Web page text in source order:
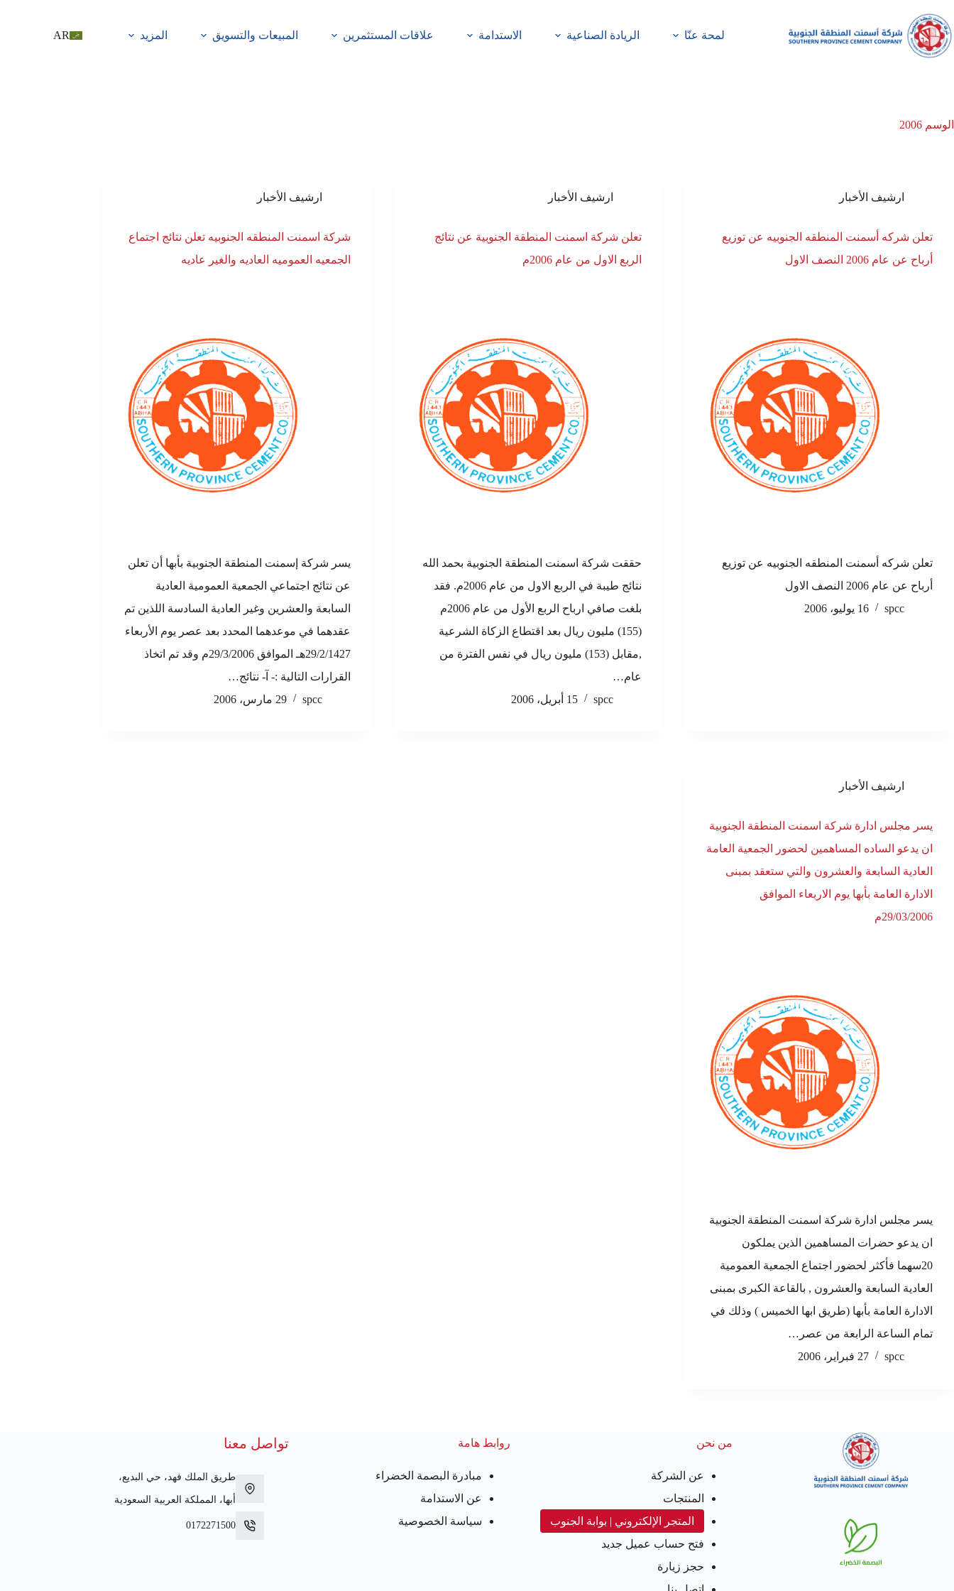
لمحة عنّا الريادة الصناعية الاستدامة علاقات المستثمرين المبيعات والتسويق المزيد AR
الوسم
ارشيف الأخبار
تعلن شركه أسمنت المنطقه الجنوبيه عن توزيع
أرباح عن عام 2006 النصف الاول
تعلن شركه أسمنت المنطقه الجنوبيه عن توزيع
أرباح عن عام 2006 النصف الاول
spcc
16 يوليو، 2006
ارشيف الأخبار
تعلن شركة اسمنت المنطقة الجنوبية عن نتائج
الربع الاول من عام 2006م
حققت شركة اسمنت المنطقة الجنوبية بحمد الله
نتائج طيبة في الربع الاول من عام 2006م. فقد
بلغت صافي ارباح الربع الأول من عام 2006م
(155) مليون ريال بعد اقتطاع الزكاة الشرعية
,مقابل (153) مليون ريال في نفس الفترة من
عام…
spcc
15 أبريل، 2006
ارشيف الأخبار
شركة اسمنت المنطقه الجنوبيه تعلن نتائج اجتماع
الجمعيه العموميه العاديه والغير عاديه
يسر شركة إسمنت المنطقة الجنوبية بأبها أن تعلن
عن نتائج اجتماعي الجمعية العمومية العادية
السابعة والعشرين وغير العادية السادسة اللذين تم
عقدهما في موعدهما المحدد بعد عصر يوم الأربعاء
29/2/1427هـ الموافق 29/3/2006م وقد تم اتخاذ
القرارات التالية :- آ- نتائج…
spcc
29 مارس، 2006
ارشيف الأخبار
يسر مجلس ادارة شركة اسمنت المنطقة الجنوبية
ان يدعو الساده المساهمين لحضور الجمعية العامة
العادية السابعة والعشرون والتي ستعقد بمبنى
الادارة العامة بأبها يوم الاربعاء الموافق
29/03/2006م
يسر مجلس ادارة شركة اسمنت المنطقة الجنوبية
ان يدعو حضرات المساهمين الذين يملكون
20سهما فأكثر لحضور اجتماع الجمعية العمومية
العادية السابعة والعشرون , بالقاعة الكبرى بمبنى
الادارة العامة بأبها (طريق ابها الخميس ) وذلك في
تمام الساعة الرابعة من عصر…
spcc
27 فبراير، 2006
من نحن
عن الشركة
المنتجات
المتجر الإلكتروني | بوابة الجنوب
فتح حساب عميل جديد
حجز زيارة
روابط هامة
مبادرة البصمة الخضراء
عن الاستدامة
سياسة الخصوصية
تواصل معنا
طريق الملك فهد، حي البديع،
أبها، المملكة العربية السعودية
0172271500